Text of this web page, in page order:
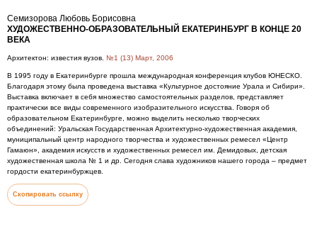
Семизорова Любовь Борисовна
ХУДОЖЕСТВЕННО-ОБРАЗОВАТЕЛЬНЫЙ ЕКАТЕРИНБУРГ В КОНЦЕ 20
ВЕКА
Архитектон: известия вузов. №1 (13) Март, 2006
В 1995 году в Екатеринбурге прошла международная конференция клубов ЮНЕСКО.
Благодаря этому была проведена выставка «Культурное достояние Урала и Сибири».
Выставка включает в себя множество самостоятельных разделов, представляет
практически все виды современного изобразительного искусства. Говоря об
образовательном Екатеринбурге, можно выделить несколько творческих
объединений: Уральская Государственная Архитектурно-художественная академия,
муниципальный центр народного творчества и художественных ремесел «Центр
Гамаюн», академия искусств и художественных ремесел им. Демидовых, детская
художественная школа № 1 и др. Сегодня слава художников нашего города – предмет
гордости екатеринбуржцев.
Скопировать ссылку